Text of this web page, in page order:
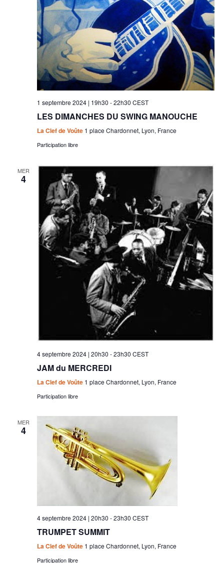
1 septembre 2024 | 19h30 -22h30 CEST
LES DIMANCHES DU SWING MANOUCHE
La Clef de Voûte 1 place Chardonnet, Lyon, France
Participation libre
MER
4
4 septembre 2024 | 20h30 -23h30 CEST
JAM du MERCREDI
La Clef de Voûte 1 place Chardonnet, Lyon, France
Participation libre
MER
4
4 septembre 2024 | 20h30 -23h30 CEST
TRUMPET SUMMIT
La Clef de Voûte 1 place Chardonnet, Lyon, France
Participation libre